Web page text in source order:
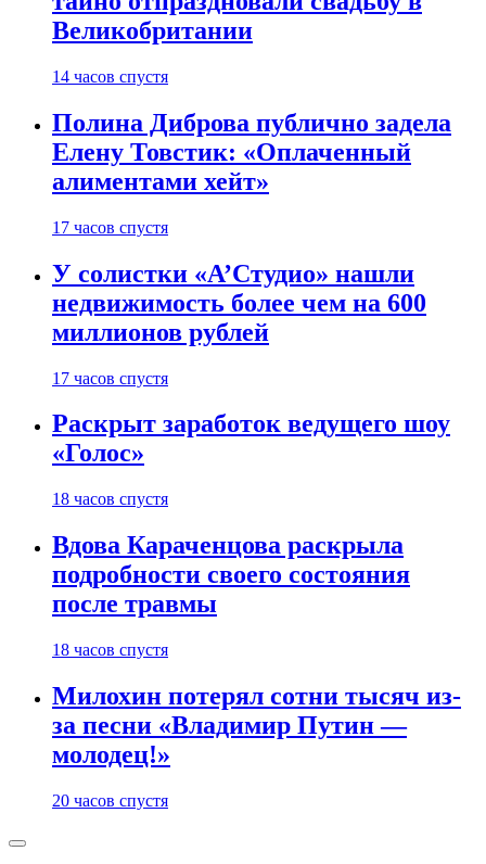
Великобритании
14 часов спустя
Полина Диброва публично задела
Елену Товстик: «Оплаченный
алиментами хейт»
17 часов спустя
У солистки «А’Студио» нашли
недвижимость более чем на 600
миллионов рублей
17 часов спустя
Раскрыт заработок ведущего шоу
«Голос»
18 часов спустя
Вдова Караченцова раскрыла
подробности своего состояния
после травмы
18 часов спустя
Милохин потерял сотни тысяч из-
за песни «Владимир Путин —
молодец!»
20 часов спустя